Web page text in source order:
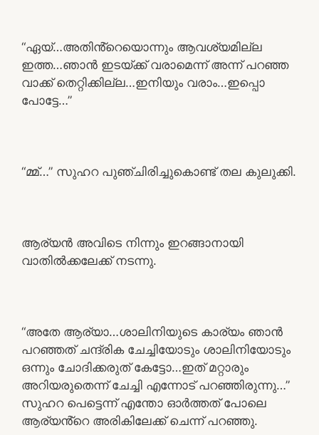
“ഏയ്…അതിൻ്റെയൊന്നും ആവശ്യമില്ല
ഇത്ത…ഞാൻ ഇടയ്ക്ക് വരാമെന്ന് അന്ന് പറഞ്ഞ
വാക്ക് തെറ്റിക്കില്ല…ഇനിയും വരാം…ഇപ്പൊ
പോട്ടേ…”
“മ്മ്…” സുഹറ പുഞ്ചിരിച്ചുകൊണ്ട് തല കുലുക്കി.
ആര്യൻ അവിടെ നിന്നും ഇറങ്ങാനായി
വാതിൽക്കലേക്ക് നടന്നു.
“അതേ ആര്യാ…ശാലിനിയുടെ കാര്യം ഞാൻ
പറഞ്ഞത് ചന്ദ്രിക ചേച്ചിയോടും ശാലിനിയോടും
ഒന്നും ചോദിക്കരുത് കേട്ടോ…ഇത് മറ്റാരും
അറിയരുതെന്ന് ചേച്ചി എന്നോട് പറഞ്ഞിരുന്നു…”
സുഹറ പെട്ടെന്ന് എന്തോ ഓർത്തത് പോലെ
ആര്യൻ്റെ അരികിലേക്ക് ചെന്ന് പറഞ്ഞു.